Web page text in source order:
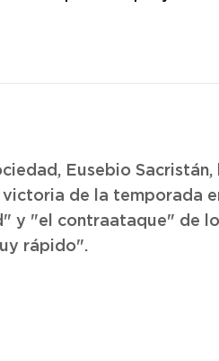
Eusebio Sacristán,
de la temporada
y "el contraataque" de
rápido".